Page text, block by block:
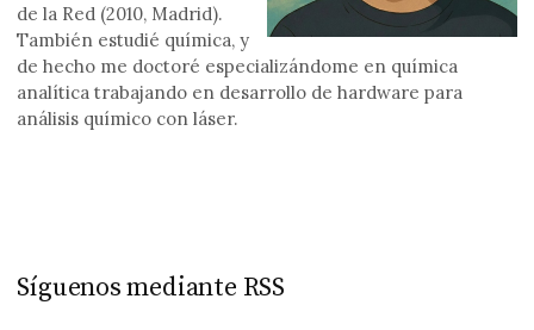
de la Red (2010, Madrid).
También estudié química, y
de hecho me doctoré especializándome en química
analítica trabajando en desarrollo de hardware para
análisis químico con láser.
Síguenos mediante RSS